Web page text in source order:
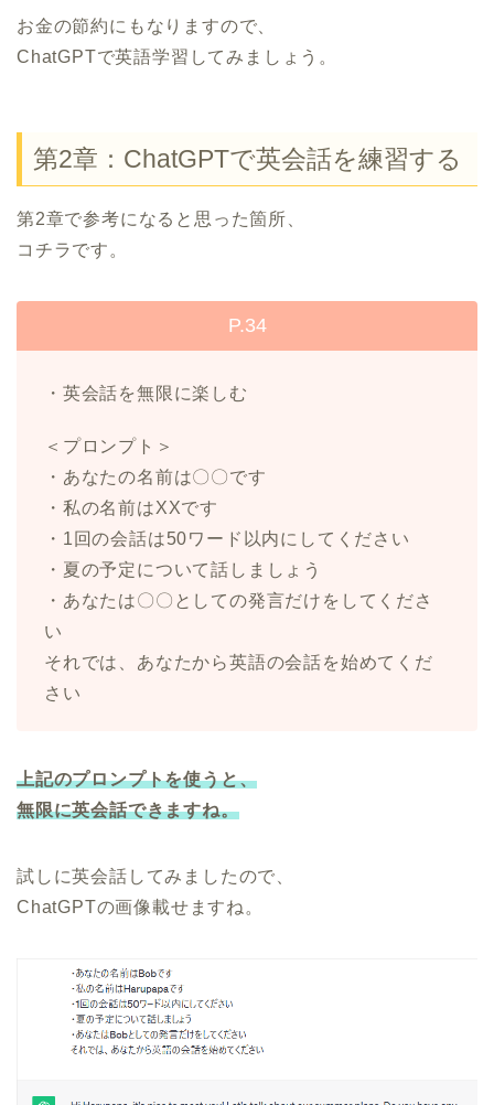
お金の節約にもなりますので、
ChatGPTで英語学習してみましょう。
第2章：ChatGPTで英会話を練習する
第2章で参考になると思った箇所、
コチラです。
P.34
・英会話を無限に楽しむ
＜プロンプト＞
・あなたの名前は〇〇です
・私の名前はXXです
・1回の会話は50ワード以内にしてください
・夏の予定について話しましょう
・あなたは〇〇としての発言だけをしてくださ
い
それでは、あなたから英語の会話を始めてくだ
さい
上記のプロンプトを使うと、
無限に英会話できますね。
試しに英会話してみましたので、
ChatGPTの画像載せますね。